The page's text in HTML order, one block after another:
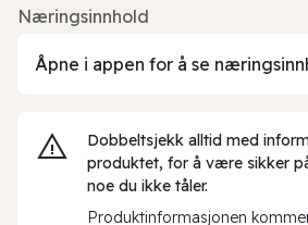
Næringsinnhold
Åpne i appen for å se
Dobbeltsjekk alltid med
produktet, for å være sikker
noe du ikke tåler.
Produktinformasjonen